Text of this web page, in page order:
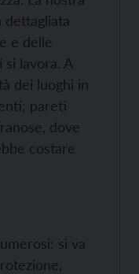
e delle
lavora. A
dei luoghi in
pareti
dove
costare
si va